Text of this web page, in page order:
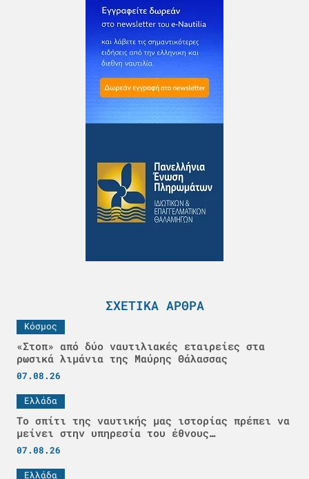
ΣΧΕΤΙΚΆ ΆΡΘΡΑ
Κόσμος
«Στοπ» από δύο ναυτιλιακές εταιρείες στα
ρωσικά λιμάνια της Μαύρης Θάλασσας
07.08.26
Ελλάδα
Το σπίτι της ναυτικής μας ιστορίας πρέπει να
μείνει στην υπηρεσία του έθνους…
07.08.26
Ελλάδα